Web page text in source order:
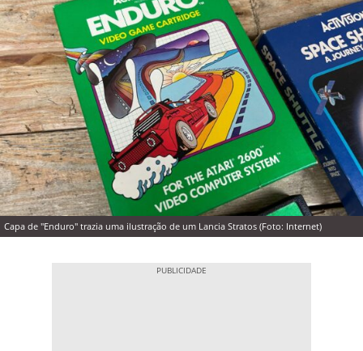
Capa de "Enduro" trazia uma ilustração de um Lancia Stratos (Foto: Internet)